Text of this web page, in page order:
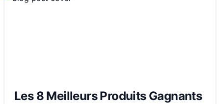
Les 8 Meilleurs Produits Gagnants